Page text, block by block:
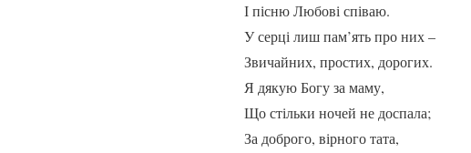
І пісню Любові співаю.
У серці лиш пам’ять про них –
Звичайних, простих, дорогих.
Я дякую Богу за маму,
Що стільки ночей не доспала;
За доброго, вірного тата,